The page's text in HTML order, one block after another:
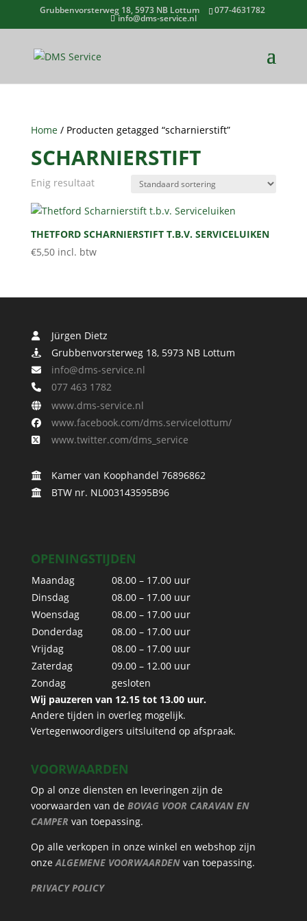
Grubbenvorsterweg 18, 5973 NB Lottum 077-4631782
info@dms-service.nl
Home/ Producten getagged “scharnierstift”
SCHARNIERSTIFT
Enig resultaat
THETFORD SCHARNIERSTIFT T.B.V. SERVICELUIKEN
€5,50 incl. btw
Jürgen Dietz
Grubbenvorsterweg 18, 5973 NB Lottum
info@dms-service.nl
077 463 1782
www.dms-service.nl
www.facebook.com/dms.servicelottum/
www.twitter.com/dms_service
Kamer van Koophandel 76896862
BTW nr. NL003143595B96
OPENINGSTIJDEN
Maandag
08.00 – 17.00 uur
Dinsdag
08.00 – 17.00 uur
Woensdag
08.00 – 17.00 uur
Donderdag
08.00 – 17.00 uur
Vrijdag
08.00 – 17.00 uur
Zaterdag
09.00 – 12.00 uur
Zondag
gesloten
Wij pauzeren van 12.15 tot 13.00 uur.
Andere tijden in overleg mogelijk.
Vertegenwoordigers uitsluitend op afspraak.
VOORWAARDEN
Op al onze diensten en leveringen zijn de
voorwaarden van de BOVAG VOOR CARAVAN EN
CAMPER van toepassing.
Op alle verkopen in onze winkel en webshop zijn
onze ALGEMENE VOORWAARDENvan toepassing.
PRIVACY POLICY